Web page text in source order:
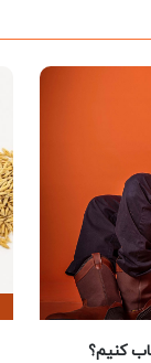
کنیم؟